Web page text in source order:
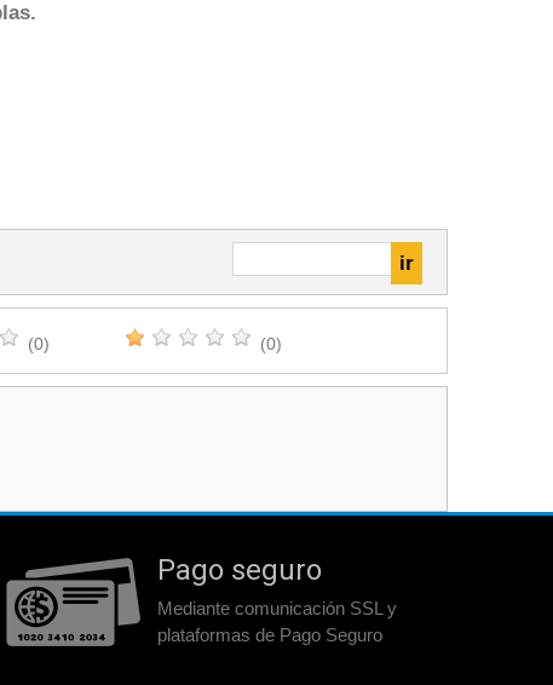
(0) (0)
Pago seguro
Mediante comunicación SSL y
plataformas de Pago Seguro